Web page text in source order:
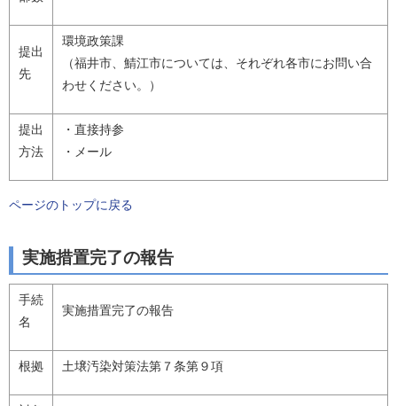
提出
先
環境政策課
（福井市、鯖江市については、それぞれ各市にお問い合
わせください。）
提出
方法
・直接持参
・メール
ページのトップに戻る
実施措置完了の報告
手続
名
実施措置完了の報告
根拠 土壌汚染対策法第７条第９項